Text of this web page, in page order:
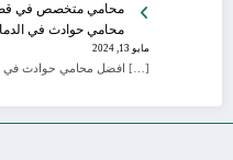
محامي متخصص في
محامي حوادث في
مايو 13, 2024
[…] افضل محامي حوادث في